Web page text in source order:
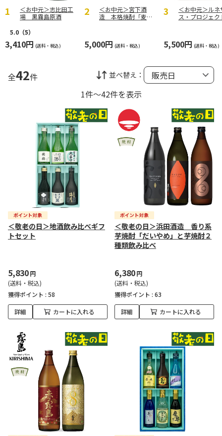
＜お中元＞志比田工
場 黒霧島原酒
5.0 （5）
3,410円 (送料・税込)
＜お中元＞宮下酒
造 本格焼酎「麦・
5,000円 (送料・税込)
＜お中元＞ルネ
ス・プロジェ
5,500円 (送料・税込)
全42件 並べ替え：
1件～42件を表示
＜敬老の日＞地酒飲み比べギフ
トセット
5,830円
(送料・税込)
獲得ポイント : 58
詳細 カートに入れる
＜敬老の日＞浜田酒造 香り系
芋焼酎「だいやめ」と芋焼酎２
種類飲み比べ
6,380円
(送料・税込)
獲得ポイント : 63
詳細 カートに入れる